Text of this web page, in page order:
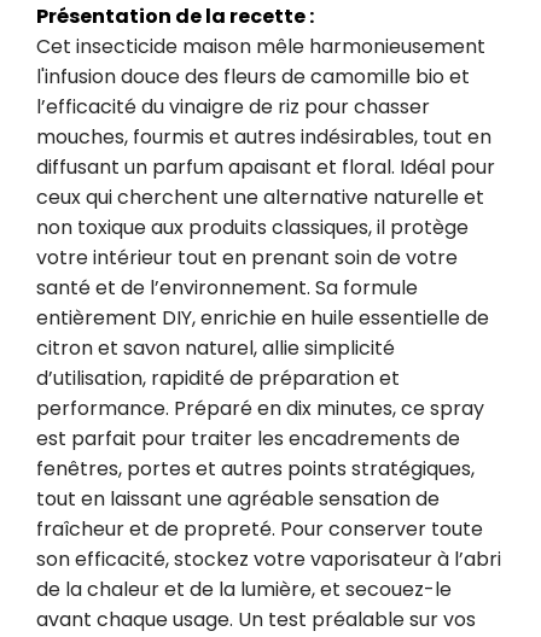
Présentation de la recette :
Cet insecticide maison mêle harmonieusement
l'infusion douce des fleurs de camomille bio et
l’efficacité du vinaigre de riz pour chasser
mouches, fourmis et autres indésirables, tout en
diffusant un parfum apaisant et floral. Idéal pour
ceux qui cherchent une alternative naturelle et
non toxique aux produits classiques, il protège
votre intérieur tout en prenant soin de votre
santé et de l’environnement. Sa formule
entièrement DIY, enrichie en huile essentielle de
citron et savon naturel, allie simplicité
d’utilisation, rapidité de préparation et
performance. Préparé en dix minutes, ce spray
est parfait pour traiter les encadrements de
fenêtres, portes et autres points stratégiques,
tout en laissant une agréable sensation de
fraîcheur et de propreté. Pour conserver toute
son efficacité, stockez votre vaporisateur à l’abri
de la chaleur et de la lumière, et secouez-le
avant chaque usage. Un test préalable sur vos